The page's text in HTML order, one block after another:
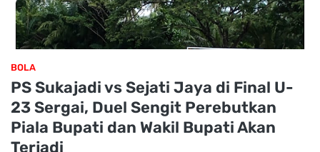
BOLA
PS Sukajadi vs Sejati Jaya di Final U-
23 Sergai, Duel Sengit Perebutkan
Piala Bupati dan Wakil Bupati Akan
Terjadi